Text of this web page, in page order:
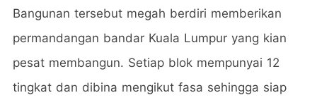
Bangunan tersebut megah berdiri memberikan
permandangan bandar Kuala Lumpur yang kian
pesat membangun. Setiap blok mempunyai 12
tingkat dan dibina mengikut fasa sehingga siap